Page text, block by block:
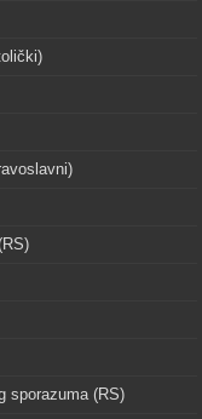
sporazuma (RS)